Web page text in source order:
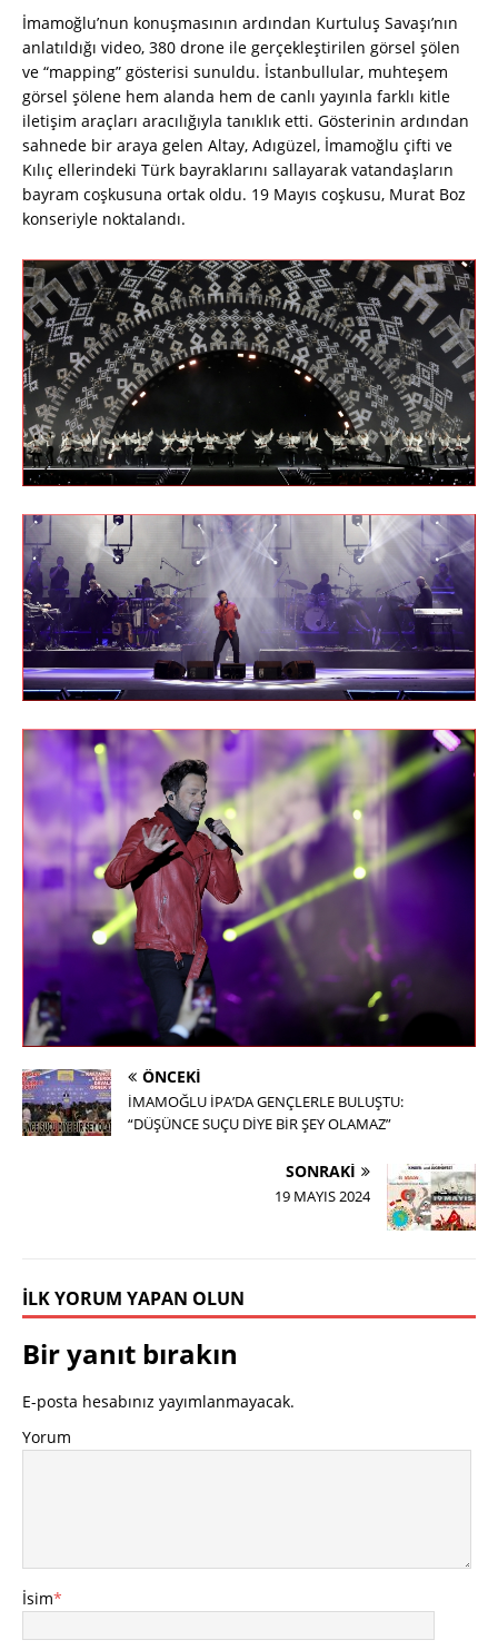
İmamoğlu’nun konuşmasının ardından Kurtuluş Savaşı’nın
anlatıldığı video, 380 drone ile gerçekleştirilen görsel şölen
ve “mapping” gösterisi sunuldu. İstanbullular, muhteşem
görsel şölene hem alanda hem de canlı yayınla farklı kitle
iletişim araçları aracılığıyla tanıklık etti. Gösterinin ardından
sahnede bir araya gelen Altay, Adıgüzel, İmamoğlu çifti ve
Kılıç ellerindeki Türk bayraklarını sallayarak vatandaşların
bayram coşkusuna ortak oldu. 19 Mayıs coşkusu, Murat Boz
konseriyle noktalandı.
ÖNCEKI
İMAMOĞLU İPA’DA GENÇLERLE BULUŞTU:
“DÜŞÜNCE SUÇU DİYE BİR ŞEY OLAMAZ”
SONRAKI
19 MAYIS 2024
İLK YORUM YAPAN OLUN
Bir yanıt bırakın
E-posta hesabınız yayımlanmayacak.
Yorum
İsim*